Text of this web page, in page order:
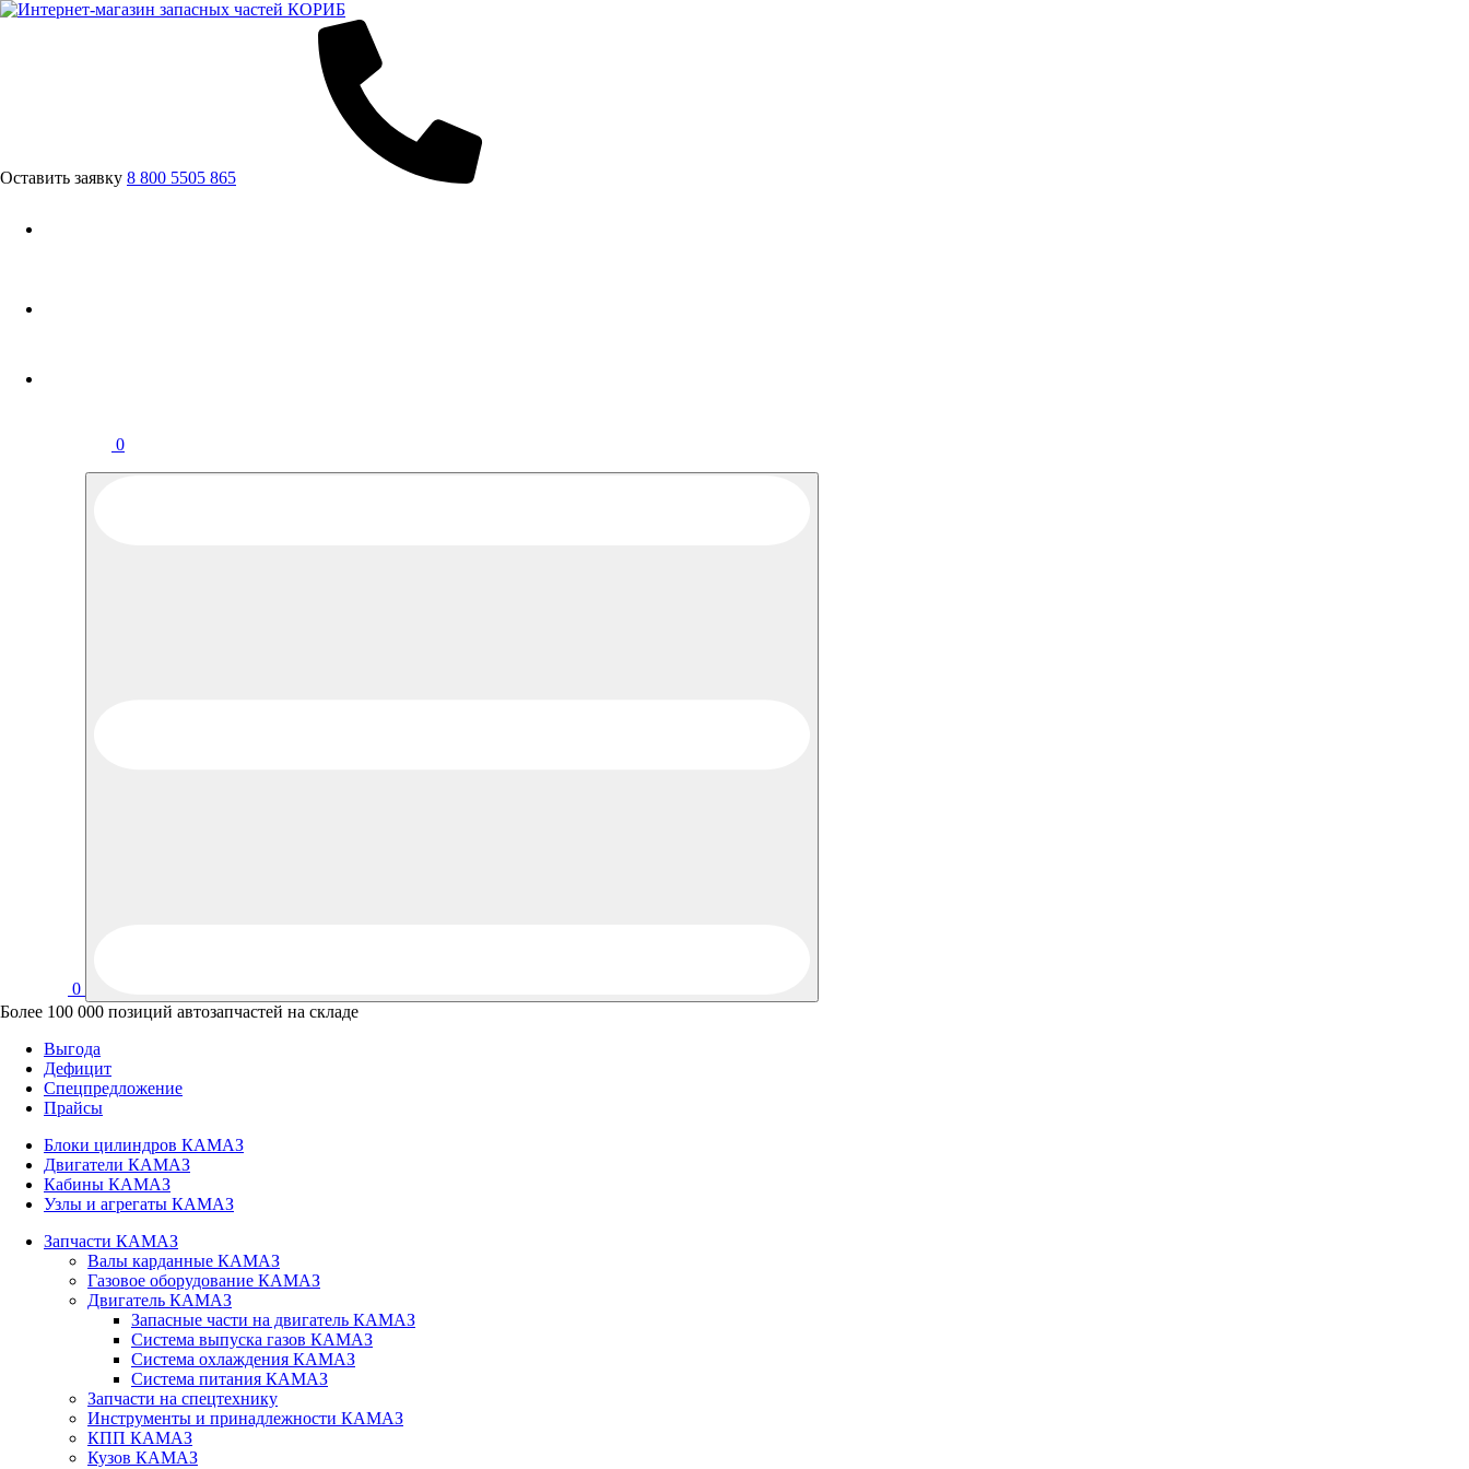
Оставить заявку 8 800 5505 865
0
0
Более 100 000 позиций автозапчастей на складе
Выгода
Дефицит
Спецпредложение
Прайсы
Блоки цилиндров КАМАЗ
Двигатели КАМАЗ
Кабины КАМАЗ
Узлы и агрегаты КАМАЗ
Запчасти КАМАЗ
Валы карданные КАМАЗ
Газовое оборудование КАМАЗ
Двигатель КАМАЗ
Запасные части на двигатель КАМАЗ
Система выпуска газов КАМАЗ
Система охлаждения КАМАЗ
Система питания КАМАЗ
Запчасти на спецтехнику
Инструменты и принадлежности КАМАЗ
КПП КАМАЗ
Кузов КАМАЗ